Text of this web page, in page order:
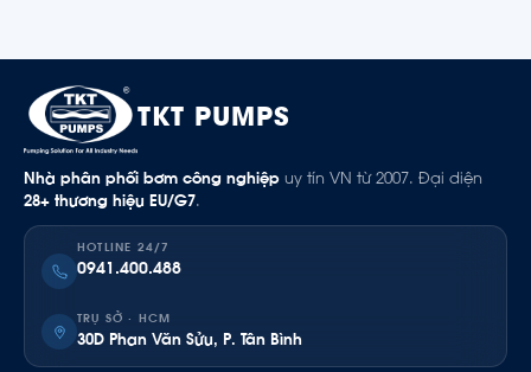
TKT PUMPS
Nhà phân phối bơm công nghiệp uy tín VN từ 2007. Đại diện
28+ thương hiệu EU/G7.
HOTLINE 24/7
0941.400.488
TRỤ SỞ · HCM
30D Phan Văn Sửu, P. Tân Bình